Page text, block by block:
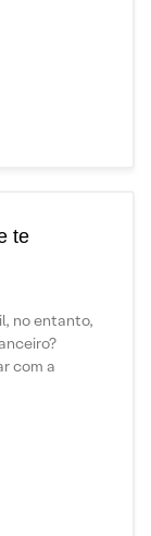
te
no entanto,
com a